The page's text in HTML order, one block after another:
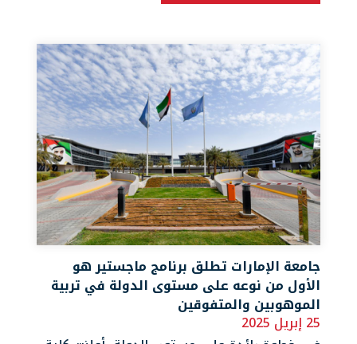
جامعة الإمارات تطلق برنامج ماجستير هو
الأول من نوعه على مستوى الدولة في تربية
الموهوبين والمتفوقين
25 إبريل 2025